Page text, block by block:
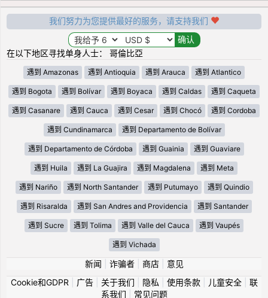
我们努力为您提供最好的服务，请支持我们
在以下地区寻找单身人士： 哥倫比亞
遇到 Amazonas 遇到 Antioquia 遇到 Arauca 遇到 Atlantico
遇到 Bogota 遇到 Bolívar 遇到 Boyaca 遇到 Caldas 遇到 Caqueta
遇到 Casanare 遇到 Cauca 遇到 Cesar 遇到 Chocó 遇到 Cordoba
遇到 Cundinamarca 遇到 Departamento de Bolívar
遇到 Departamento de Córdoba 遇到 Guainia 遇到 Guaviare
遇到 Huila 遇到 La Guajira 遇到 Magdalena 遇到 Meta
遇到 Nariño 遇到 North Santander 遇到 Putumayo 遇到 Quindio
遇到 Risaralda 遇到 San Andres and Providencia 遇到 Santander
遇到 Sucre 遇到 Tolima 遇到 Valle del Cauca 遇到 Vaupés
遇到 Vichada
新闻 诈骗者| 商店| 意见
Cookie和GDPR
广告| 关于我们 隐私 使用条款| 儿童安全| 联
系我们
常见问题